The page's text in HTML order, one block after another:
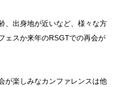
、出身地が近いなど、様々な方
ェスか来年のRSGTでの再会が
が楽しみなカンファレンスは他